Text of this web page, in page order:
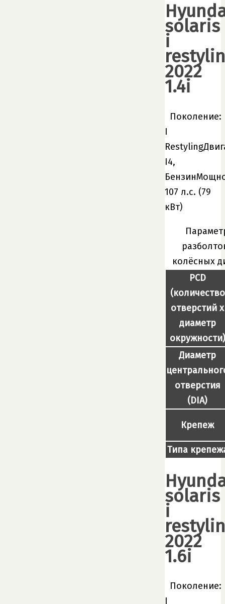
solaris
i
2022
1.4i
Поколение:
I
I4,
107 л.с. (79
кВт)
колёсных
PCD
(количество
отверстий x
диаметр
окружности)
Диаметр
отверстия
(DIA)
Крепеж
Типа
solaris
i
2022
1.6i
Поколение:
I